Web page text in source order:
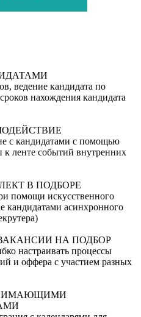
ведение кандидата по
нахождения кандидата
с кандидатами с помощью
к ленте событий внутренних
В ПОДБОРЕ
помощи искусственного
кандидатами асинхронного
НА ПОДБОР
настраивать процессы
и оффера с участием разных